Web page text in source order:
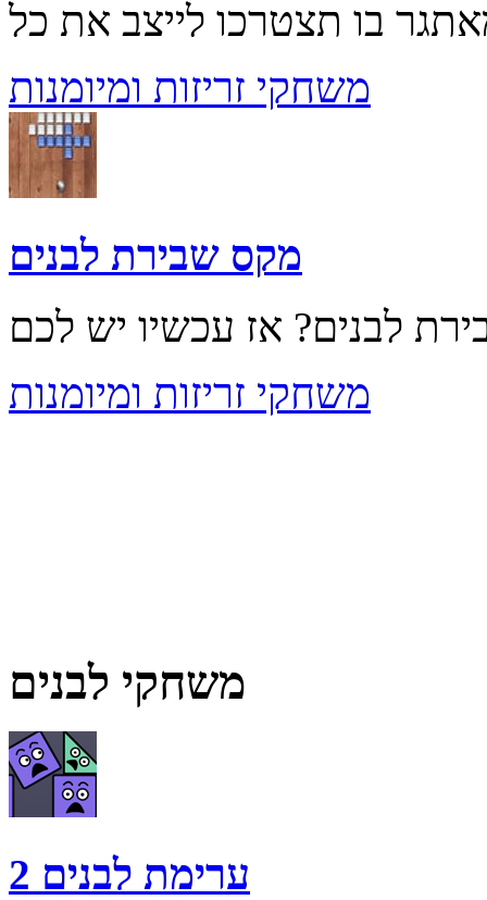
משחקי זריזות ומיומנות
מקס שבירת לבנים
משחקי זריזות ומיומנות
משחקי לבנים
ערימת לבנים 2